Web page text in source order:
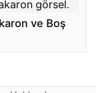
ve Boş